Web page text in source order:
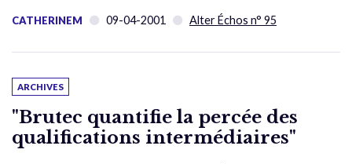
CATHERINEM 09-04-2001 Alter Échos n° 95
ARCHIVES
"Brutec quantifie la percée des
qualifications intermédiaires"